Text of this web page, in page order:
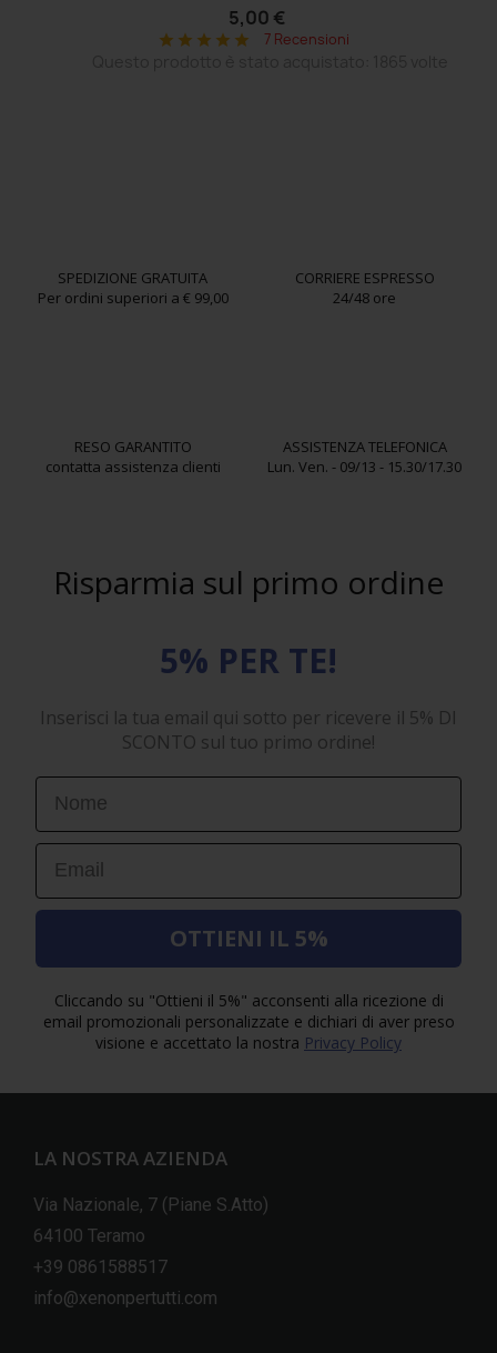
5,00 €
star star star star star 7 Recensioni
SPEDIZIONE GRATUITA
Per ordini superiori a € 99,00
CORRIERE ESPRESSO
24/48 ore
RESO GARANTITO
contatta assistenza clienti
ASSISTENZA TELEFONICA
Lun. Ven. - 09/13 - 15.30/17.30
Risparmia sul primo ordine
5% PER TE!
Inserisci la tua email qui sotto per ricevere il 5% DI
SCONTO sul tuo primo ordine!
First Name
Email
OTTIENI IL 5%
Cliccando su "Ottieni il 5%" acconsenti alla ricezione di
email promozionali personalizzate e dichiari di aver preso
visione e accettato la nostra Privacy Policy
LA NOSTRA AZIENDA
Via Nazionale, 7 (Piane S.Atto)
64100 Teramo
+39 0861588517
info@xenonpertutti.com